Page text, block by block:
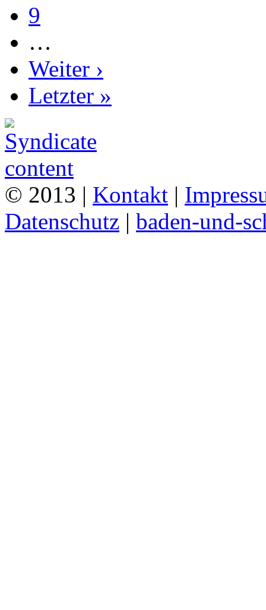
9
…
Weiter ›
Letzter »
© 2013 | Kontakt |
Datenschutz | baden-und-